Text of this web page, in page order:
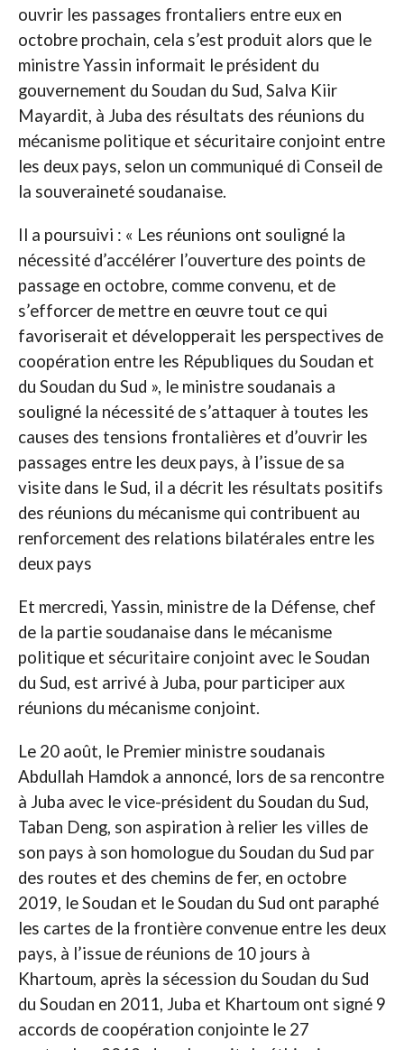
ouvrir les passages frontaliers entre eux en
octobre prochain, cela s’est produit alors que le
ministre Yassin informait le président du
gouvernement du Soudan du Sud, Salva Kiir
Mayardit, à Juba des résultats des réunions du
mécanisme politique et sécuritaire conjoint entre
les deux pays, selon un communiqué di Conseil de
la souveraineté soudanaise.
Il a poursuivi : « Les réunions ont souligné la
nécessité d’accélérer l’ouverture des points de
passage en octobre, comme convenu, et de
s’efforcer de mettre en œuvre tout ce qui
favoriserait et développerait les perspectives de
coopération entre les Républiques du Soudan et
du Soudan du Sud », le ministre soudanais a
souligné la nécessité de s’attaquer à toutes les
causes des tensions frontalières et d’ouvrir les
passages entre les deux pays, à l’issue de sa
visite dans le Sud, il a décrit les résultats positifs
des réunions du mécanisme qui contribuent au
renforcement des relations bilatérales entre les
deux pays
Et mercredi, Yassin, ministre de la Défense, chef
de la partie soudanaise dans le mécanisme
politique et sécuritaire conjoint avec le Soudan
du Sud, est arrivé à Juba, pour participer aux
réunions du mécanisme conjoint.
Le 20 août, le Premier ministre soudanais
Abdullah Hamdok a annoncé, lors de sa rencontre
à Juba avec le vice-président du Soudan du Sud,
Taban Deng, son aspiration à relier les villes de
son pays à son homologue du Soudan du Sud par
des routes et des chemins de fer, en octobre
2019, le Soudan et le Soudan du Sud ont paraphé
les cartes de la frontière convenue entre les deux
pays, à l’issue de réunions de 10 jours à
Khartoum, après la sécession du Soudan du Sud
du Soudan en 2011, Juba et Khartoum ont signé 9
accords de coopération conjointe le 27